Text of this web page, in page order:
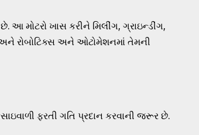
આ મોટરો ખાસ કરીને મિલીંગ, ગ્રાઇન્ડીંગ,
અને રોબોટિક્સ અને ઓટોમેશનમાં તેમની
ફરતી ગતિ પ્રદાન કરવાની જરૂર છે.